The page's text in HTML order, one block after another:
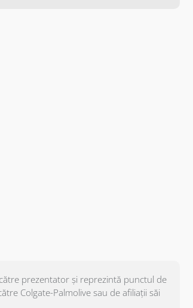
prezentator și reprezintă punctul de
Colgate-Palmolive sau de afiliații săi